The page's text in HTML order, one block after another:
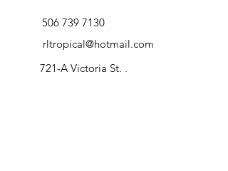
506 739 7130
rltropical@hotmail.com
721-A Victoria St. ,